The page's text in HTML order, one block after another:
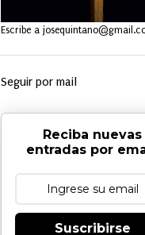
Escribe a
Seguir por mail
Reciba nuevas
entradas por
Suscribirse